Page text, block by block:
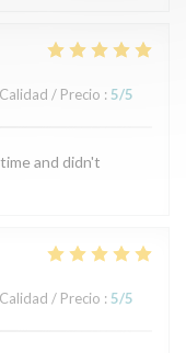
Calidad / Precio : 5/5
and didn't
Calidad / Precio : 5/5